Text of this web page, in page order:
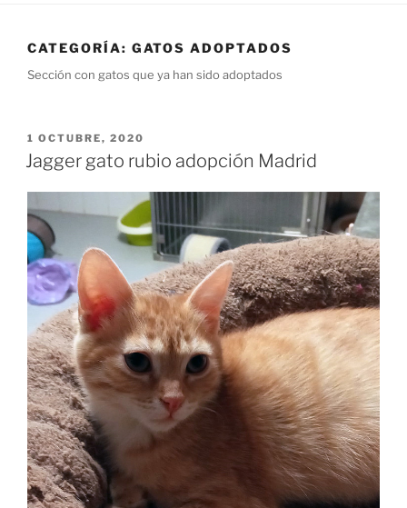
CATEGORÍA: GATOS ADOPTADOS
Sección con gatos que ya han sido adoptados
PUBLICADO
EL
1 OCTUBRE, 2020
Jagger gato rubio adopción Madrid